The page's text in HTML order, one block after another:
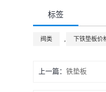
标签
阀类 , 下铁垫板价
上一篇：铁垫板